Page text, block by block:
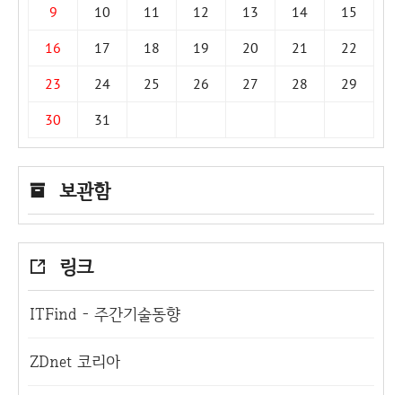
9
10 11 12 13 14
15
16
17 18 19 20 21
22
23
24 25 26 27 28
29
30
31
보관함
링크
ITFind - 주간기술동향
ZDnet 코리아